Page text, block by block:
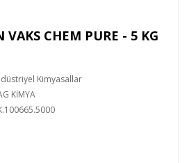
VAKS CHEM PURE - 5 KG
Kimyasallar
KİMYA